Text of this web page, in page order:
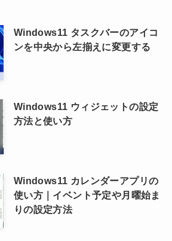
Windows11 タスクバーのアイコ
ンを中央から左揃えに変更する
Windows11 ウィジェットの設定
方法と使い方
Windows11 カレンダーアプリの
使い方｜イベント予定や月曜始ま
りの設定方法